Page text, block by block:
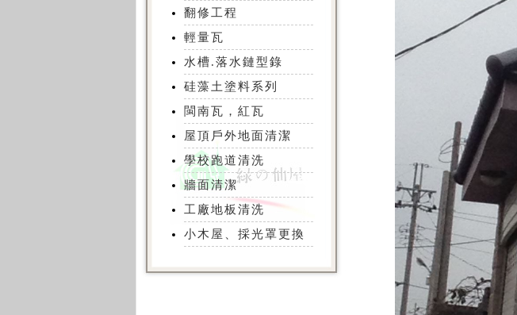
翻修工程
輕量瓦
水槽.落水鏈型錄
硅藻土塗料系列
閩南瓦，紅瓦
屋頂戶外地面清潔
學校跑道清洗
牆面清潔
工廠地板清洗
小木屋、採光罩更換